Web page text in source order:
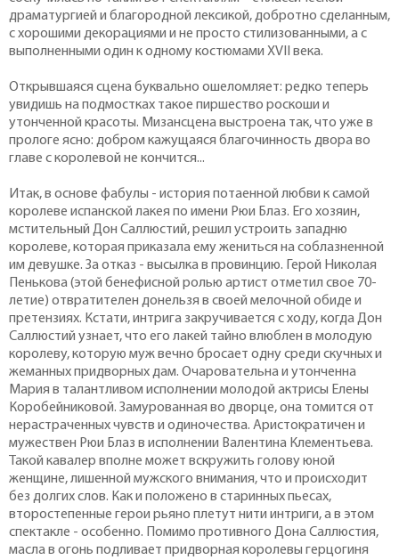
драматургией и благородной лексикой, добротно сделанным,
с хорошими декорациями и не просто стилизованными, а с
выполненными один к одному костюмами XVII века.
Открывшаяся сцена буквально ошеломляет: редко теперь
увидишь на подмостках такое пиршество роскоши и
утонченной красоты. Мизансцена выстроена так, что уже в
прологе ясно: добром кажущаяся благочинность двора во
главе с королевой не кончится...
Итак, в основе фабулы - история потаенной любви к самой
королеве испанской лакея по имени Рюи Блаз. Его хозяин,
мстительный Дон Саллюстий, решил устроить западню
королеве, которая приказала ему жениться на соблазненной
им девушке. За отказ - высылка в провинцию. Герой Николая
Пенькова (этой бенефисной ролью артист отметил свое 70-
летие) отвратителен донельзя в своей мелочной обиде и
претензиях. Кстати, интрига закручивается с ходу, когда Дон
Саллюстий узнает, что его лакей тайно влюблен в молодую
королеву, которую муж вечно бросает одну среди скучных и
жеманных придворных дам. Очаровательна и утонченна
Мария в талантливом исполнении молодой актрисы Елены
Коробейниковой. Замурованная во дворце, она томится от
нерастраченных чувств и одиночества. Аристократичен и
мужествен Рюи Блаз в исполнении Валентина Клементьева.
Такой кавалер вполне может вскружить голову юной
женщине, лишенной мужского внимания, что и происходит
без долгих слов. Как и положено в старинных пьесах,
второстепенные герои рьяно плетут нити интриги, а в этом
спектакле - особенно. Помимо противного Дона Саллюстия,
масла в огонь подливает придворная королевы герцогиня